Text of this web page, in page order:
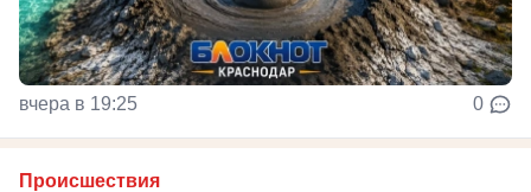
вчера в 19:25 0
Происшествия